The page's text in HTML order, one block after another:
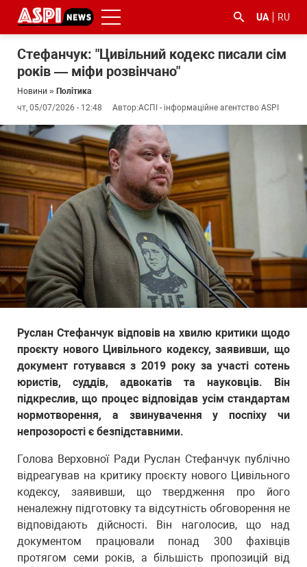
UA RU
Стефанчук: "Цивільний кодекс писали сім
років — міфи розвінчано"
Новини » Політика
чт, 05/07/2026 - 12:48
Автор:АСПІ - інформаційне агентство ASPI
Руслан Стефанчук відповів на хвилю критики щодо
проєкту нового Цивільного кодексу, заявивши, що
документ готувався з 2019 року за участі сотень
юристів, суддів, адвокатів та науковців. Він
підкреслив, що процес відповідав усім стандартам
нормотворення, а звинувачення у поспіху чи
непрозорості є безпідставними.
Голова Верховної Ради Руслан Стефанчук публічно
відреагував на критику проєкту нового Цивільного
кодексу, заявивши, що твердження про його
неналежну підготовку та відсутність обговорення не
відповідають дійсності. Він наголосив, що над
документом працювали понад 300 фахівців
протягом семи років, а більшість пропозицій від
#ООС
#боротьба
з
корупцією
#ДФС #Київ #коронавірус